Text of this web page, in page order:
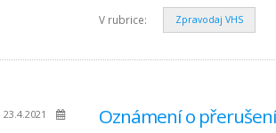
V rubrice: Zpravodaj VHS
23.4.2021 Oznámení o